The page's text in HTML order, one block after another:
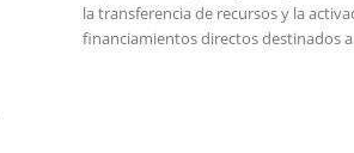
la transferencia de recursos y la
financiamientos directos destinados